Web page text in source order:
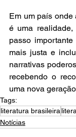
Em um país
é uma
passo
mais justa e
narrativas
recebendo o
uma nova
Tags:
literatura brasileira
Notícias